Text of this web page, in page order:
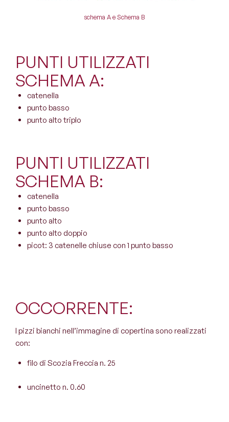
schema A e Schema B
PUNTI UTILIZZATI
SCHEMA A:
catenella
punto basso
punto alto triplo
PUNTI UTILIZZATI
SCHEMA B:
catenella
punto basso
punto alto
punto alto doppio
picot: 3 catenelle chiuse con 1 punto basso
OCCORRENTE:
I pizzi bianchi nell’immagine di copertina sono realizzati
con:
filo di Scozia Freccia n. 25
uncinetto n. 0.60